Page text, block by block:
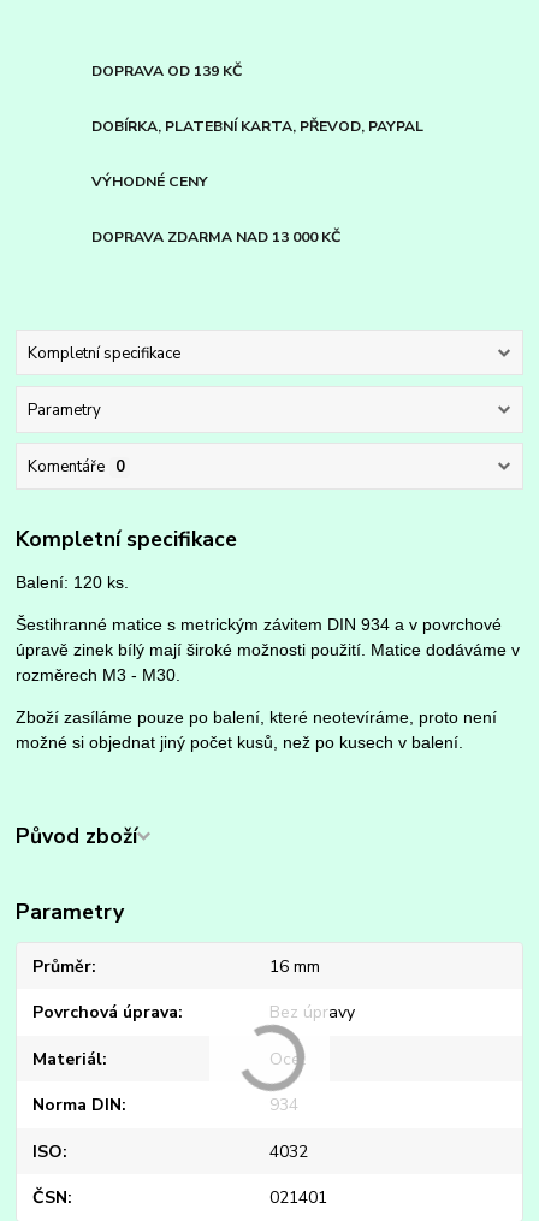
DOPRAVA OD 139 KČ
DOBÍRKA, PLATEBNÍ KARTA, PŘEVOD, PAYPAL
VÝHODNÉ CENY
DOPRAVA ZDARMA NAD 13 000 KČ
Kompletní specifikace
Parametry
Komentáře 0
Kompletní specifikace
Balení: 120 ks.
Šestihranné matice s metrickým závitem DIN 934 a v povrchové
úpravě zinek bílý mají široké možnosti použití. Matice dodáváme v
rozměrech M3 - M30.
Zboží zasíláme pouze po balení, které neotevíráme, proto není
možné si objednat jiný počet kusů, než po kusech v balení.
Původ zboží
Parametry
Průměr 16 mm
Povrchová úprava Bez úpravy
Materiál Ocel
Norma DIN 934
ISO 4032
ČSN 021401